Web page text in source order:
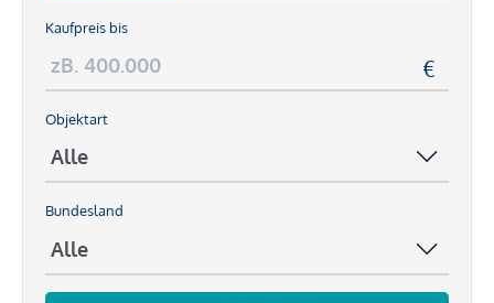
Kaufpreis bis
Objektart
Bundesland